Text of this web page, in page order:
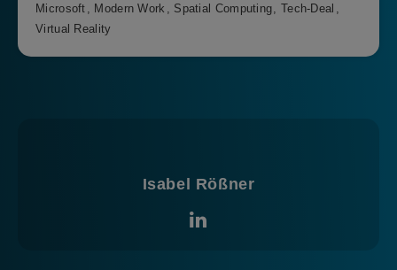
Microsoft
Modern Work Spatial Computing Tech-Deal
Virtual Reality
Isabel Rößner